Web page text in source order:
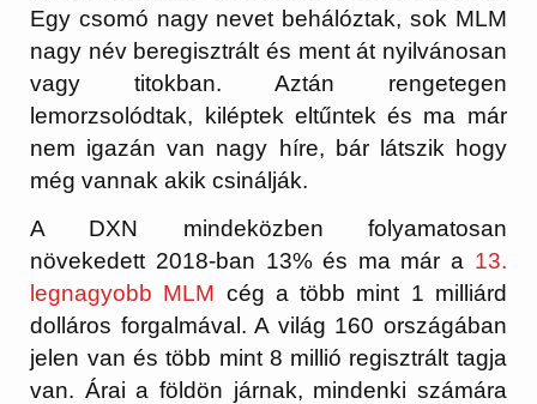
Egy csomó nagy nevet behálóztak, sok MLM
nagy név beregisztrált és ment át nyilvánosan
vagy titokban. Aztán rengetegen
lemorzsolódtak, kiléptek eltűntek és ma már
nem igazán van nagy híre, bár látszik hogy
még vannak akik csinálják.
A DXN mindeközben folyamatosan
növekedett 2018-ban 13% és ma már a 13.
legnagyobb MLM cég a több mint 1 milliárd
dolláros forgalmával. A világ 160 országában
jelen van és több mint 8 millió regisztrált tagja
van. Árai a földön járnak, mindenki számára